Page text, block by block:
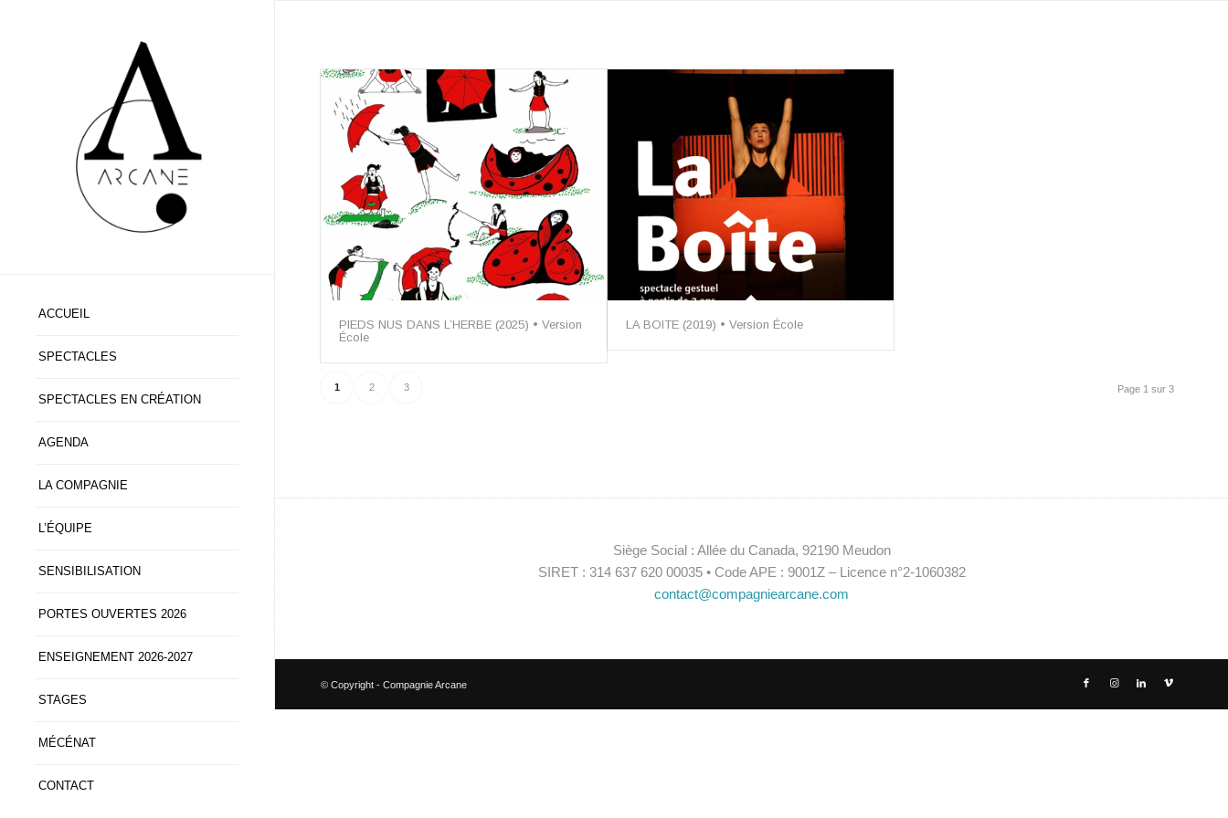
ACCUEIL
SPECTACLES
SPECTACLES EN CRÉATION
AGENDA
LA COMPAGNIE
L’ÉQUIPE
SENSIBILISATION
PORTES OUVERTES 2026
ENSEIGNEMENT 2026-2027
STAGES
MÉCÉNAT
CONTACT
PIEDS NUS DANS L’HERBE (2025) • Version
École
LA BOITE (2019) • Version École
Page 1 sur 3
1 2 3
Siège Social : Allée du Canada, 92190 Meudon
SIRET : 314 637 620 00035 • Code APE : 9001Z – Licence n°2-1060382
contact@compagniearcane.com
© Copyright - Compagnie Arcane